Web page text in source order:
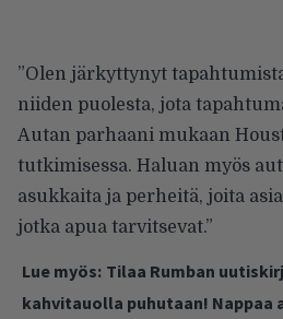
”Olen järkyttynyt
niiden puolesta, jota
Autan parhaani mukaan
tutkimisessa. Haluan myös
asukkaita ja perheitä, joita
jotka apua tarvitsevat.”
Lue myös: Tilaa Rumban
kahvitauolla puhutaan! Nappaa